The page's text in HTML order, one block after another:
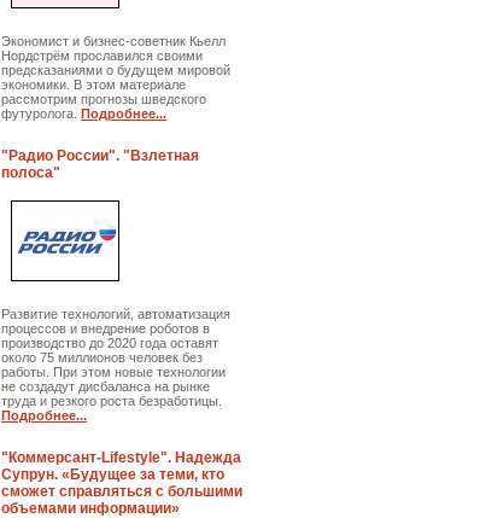
Экономист и бизнес-советник Кьелл
Нордстрём прославился своими
предсказаниями о будущем мировой
экономики. В этом материале
рассмотрим прогнозы шведского
футуролога.Подробнее...
"Радио России". "Взлетная
полоса"
Развитие технологий, автоматизация
процессов и внедрение роботов в
производство до 2020 года оставят
около 75 миллионов человек без
работы. При этом новые технологии
не создадут дисбаланса на рынке
труда и резкого роста безработицы.
Подробнее...
"Коммерсант-Lifestyle". Надежда
Супрун. «Будущее за теми, кто
сможет справляться с большими
объемами информации»